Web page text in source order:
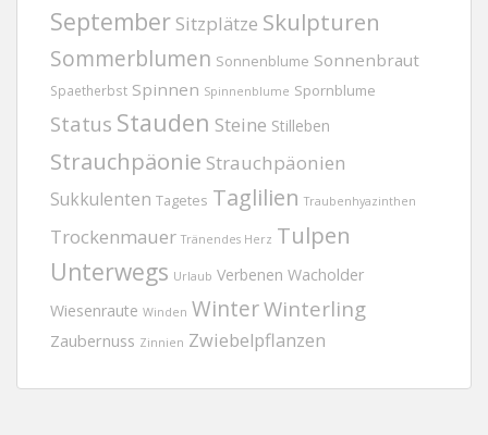
September Sitzplätze Skulpturen
Sommerblumen Sonnenblume Sonnenbraut
Spaetherbst Spinnen Spinnenblume Spornblume
Status Stauden Steine Stilleben
Strauchpäonie Strauchpäonien
Sukkulenten Tagetes Taglilien Traubenhyazinthen
Trockenmauer Tränendes Herz Tulpen
Unterwegs Urlaub Verbenen Wacholder
Wiesenraute Winden WinterWinterling
Zaubernuss Zinnien Zwiebelpflanzen